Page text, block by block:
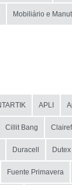
Mobiliário e
APLI
Cillit Bang
Duracell Dutex
Fuente Primavera